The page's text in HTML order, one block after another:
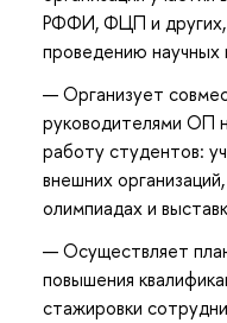
РФФИ, ФЦП и других,
проведению научных
Организует
руководителями ОП
работу студентов:
внешних
олимпиадах и
Осуществляет
повышения
стажировки